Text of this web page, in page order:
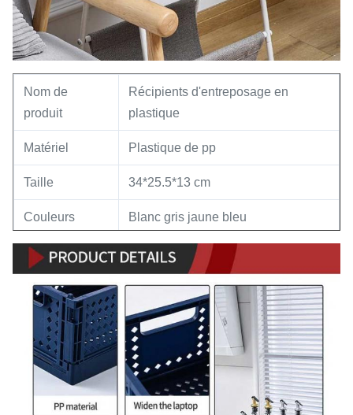
Nom de
produit
Récipients d'entreposage en
plastique
Matériel Plastique de pp
Taille 34*25.5*13 cm
Couleurs Blanc gris jaune bleu
Caractéristique Pliage
Application
Stockage à la maison
d'approvisionnements